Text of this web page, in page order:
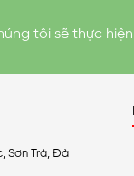
tôi sẽ thực
Sơn Trà, Đà